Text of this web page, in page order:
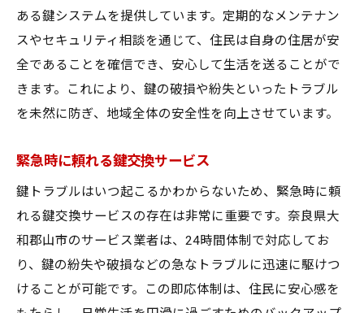
ある鍵システムを提供しています。定期的なメンテナン
スやセキュリティ相談を通じて、住民は自身の住居が安
全であることを確信でき、安心して生活を送ることがで
きます。これにより、鍵の破損や紛失といったトラブル
を未然に防ぎ、地域全体の安全性を向上させています。
緊急時に頼れる鍵交換サービス
鍵トラブルはいつ起こるかわからないため、緊急時に頼
れる鍵交換サービスの存在は非常に重要です。奈良県大
和郡山市のサービス業者は、24時間体制で対応してお
り、鍵の紛失や破損などの急なトラブルに迅速に駆けつ
けることが可能です。この即応体制は、住民に安心感を